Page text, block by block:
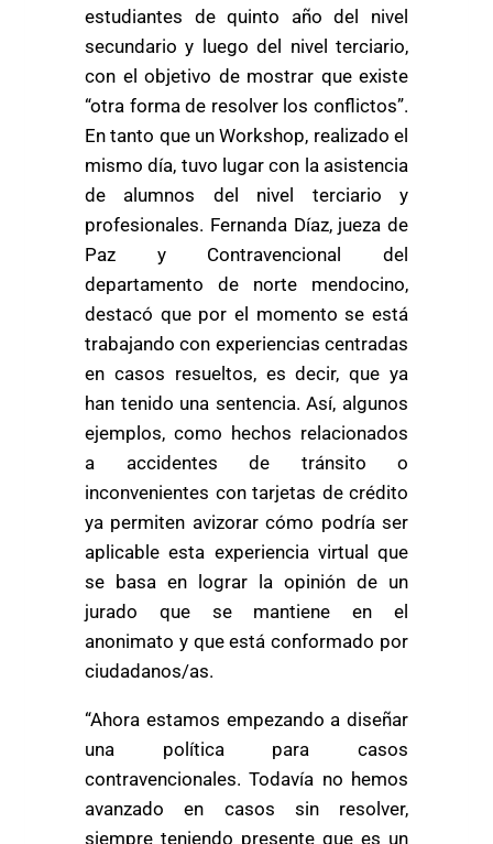
estudiantes de quinto año del nivel
secundario y luego del nivel terciario,
con el objetivo de mostrar que existe
“otra forma de resolver los conflictos”.
En tanto que un Workshop, realizado el
mismo día, tuvo lugar con la asistencia
de alumnos del nivel terciario y
profesionales. Fernanda Díaz, jueza de
Paz y Contravencional del
departamento de norte mendocino,
destacó que por el momento se está
trabajando con experiencias centradas
en casos resueltos, es decir, que ya
han tenido una sentencia. Así, algunos
ejemplos, como hechos relacionados
a accidentes de tránsito o
inconvenientes con tarjetas de crédito
ya permiten avizorar cómo podría ser
aplicable esta experiencia virtual que
se basa en lograr la opinión de un
jurado que se mantiene en el
anonimato y que está conformado por
ciudadanos/as.
“Ahora estamos empezando a diseñar
una política para casos
contravencionales. Todavía no hemos
avanzado en casos sin resolver,
siempre teniendo presente que es un